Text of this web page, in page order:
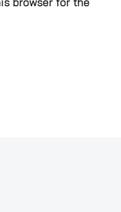
browser for the